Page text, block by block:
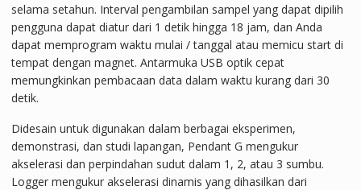
selama setahun. Interval pengambilan sampel yang dapat dipilih
pengguna dapat diatur dari 1 detik hingga 18 jam, dan Anda
dapat memprogram waktu mulai / tanggal atau memicu start di
tempat dengan magnet. Antarmuka USB optik cepat
memungkinkan pembacaan data dalam waktu kurang dari 30
detik.
Didesain untuk digunakan dalam berbagai eksperimen,
demonstrasi, dan studi lapangan, Pendant G mengukur
akselerasi dan perpindahan sudut dalam 1, 2, atau 3 sumbu.
Logger mengukur akselerasi dinamis yang dihasilkan dari